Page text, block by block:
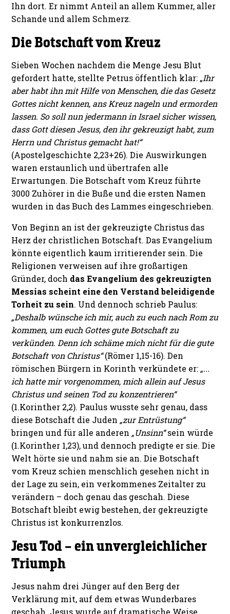
Ihn dort. Er nimmt Anteil an allem Kummer, aller
Schande und allem Schmerz.
Die Botschaft vom Kreuz
Sieben Wochen nachdem die Menge Jesu Blut
gefordert hatte, stellte Petrus öffentlich klar: „Ihr
aber habt ihn mit Hilfe von Menschen, die das Gesetz
Gottes nicht kennen, ans Kreuz nageln und ermorden
lassen. So soll nun jedermann in Israel sicher wissen,
dass Gott diesen Jesus, den ihr gekreuzigt habt, zum
Herrn und Christus gemacht hat!“
(Apostelgeschichte 2,23+26). Die Auswirkungen
waren erstaunlich und übertrafen alle
Erwartungen. Die Botschaft vom Kreuz führte
3000 Zuhörer in die Buße und die ersten Namen
wurden in das Buch des Lammes eingeschrieben.
Von Beginn an ist der gekreuzigte Christus das
Herz der christlichen Botschaft. Das Evangelium
könnte eigentlich kaum irritierender sein. Die
Religionen verweisen auf ihre großartigen
Gründer, doch das Evangelium des gekreuzigten
Messias scheint eine den Verstand beleidigende
Torheit zu sein. Und dennoch schrieb Paulus:
„Deshalb wünsche ich mir, auch zu euch nach Rom zu
kommen, um euch Gottes gute Botschaft zu
verkünden. Denn ich schäme mich nicht für die gute
Botschaft von Christus“(Römer 1,15-16). Den
römischen Bürgern in Korinth verkündete er: „...
ich hatte mir vorgenommen, mich allein auf Jesus
Christus und seinen Tod zu konzentrieren“
(1.Korinther 2,2). Paulus wusste sehr genau, dass
diese Botschaft die Juden „zur Entrüstung“
bringen und für alle anderen „Unsinn“sein würde
(1.Korinther 1,23), und dennoch predigte er sie. Die
Welt hörte sie und nahm sie an. Die Botschaft
vom Kreuz schien menschlich gesehen nicht in
der Lage zu sein, ein verkommenes Zeitalter zu
verändern – doch genau das geschah. Diese
Botschaft bleibt ewig bestehen, der gekreuzigte
Christus ist konkurrenzlos.
Jesu Tod – ein unvergleichlicher
Triumph
Jesus nahm drei Jünger auf den Berg der
Verklärung mit, auf dem etwas Wunderbares
geschah. Jesus wurde auf dramatische Weise